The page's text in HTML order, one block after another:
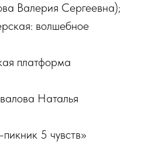
Валерия Сергеевна);
волшебное
платформа
Наталья
5 чувств»